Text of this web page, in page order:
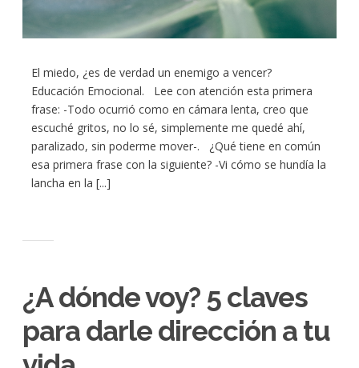
El miedo, ¿es de verdad un enemigo a vencer?
Educación Emocional. Lee con atención esta primera
frase: -Todo ocurrió como en cámara lenta, creo que
escuché gritos, no lo sé, simplemente me quedé ahí,
paralizado, sin poderme mover-. ¿Qué tiene en común
esa primera frase con la siguiente? -Vi cómo se hundía la
lancha en la [...]
¿A dónde voy? 5 claves
para darle dirección a tu